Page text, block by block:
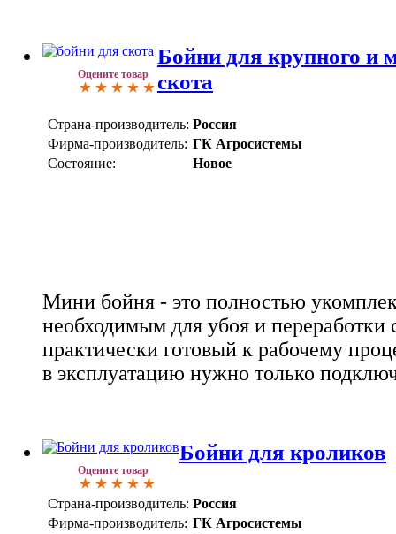
Оцените товар
Бойни для крупного и
скота
Страна-производитель: Россия
Фирма-производитель: ГК Агросистемы
Состояние:
Новое
Мини бойня - это полностью
необходимым для убоя и переработки
практически готовый к рабочему
в эксплуатацию нужно только
Оцените товар
Бойни для кроликов
Страна-производитель: Россия
Фирма-производитель: ГК Агросистемы